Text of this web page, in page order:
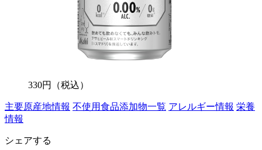
330円 （税込）
主要原産地情報 不使用食品添加物一覧 アレルギー情報 栄養
情報
シェアする